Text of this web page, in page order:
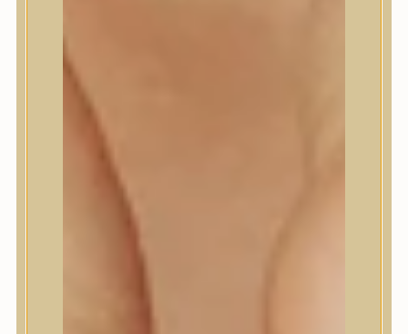
Skin&Lab
SKIN1004
Sungboon Editor
The Plant Base